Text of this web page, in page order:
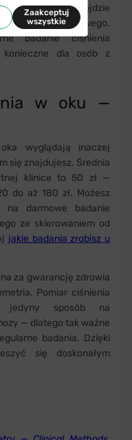
do czasu aż dojdzie
nerwu wzrokowego.
badanie ciśnienia
konieczne dla osób z
w oku —
wyglądają inaczej
się znajdujesz. Średnia
klinice to 50 zł —
do aż 180 zł. Możesz
na darmowe badanie
ze skierowaniem od
jakie badania zrobisz u
za gwarancję zdrowia
Pomiar ciśnienia
jedyny sposób na
— dlatego tak ważne
badania. Dzięki
się doskonałym
Zaakceptuj
wszystkie